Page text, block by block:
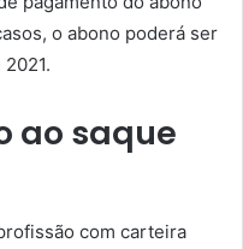
o abono poderá ser
ao saque
com carteira